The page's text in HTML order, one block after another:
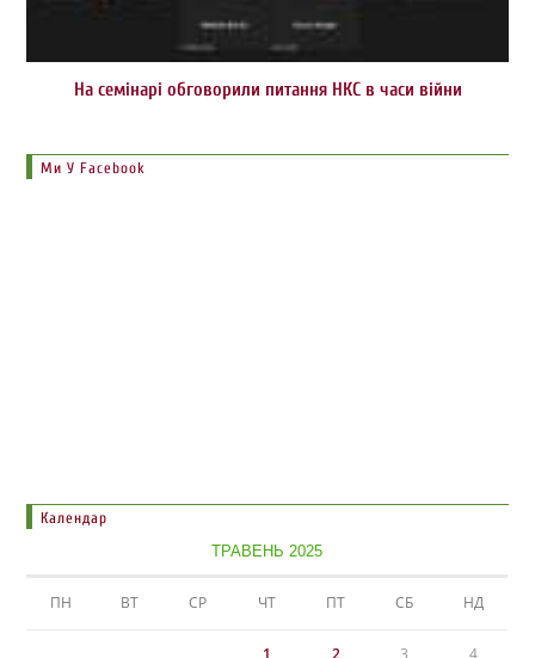
На семінарі обговорили питання НКС в часи війни
Ми У Facebook
Календар
ТРАВЕНЬ 2025
ПН ВТ СР ЧТ ПТ СБ НД
1 2 3 4